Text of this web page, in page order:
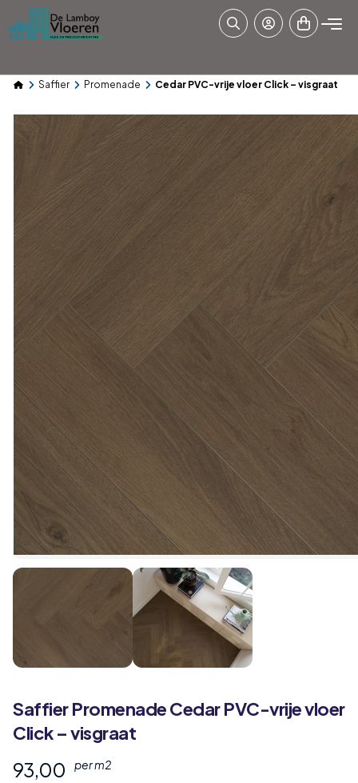
Saffier Promenade Cedar PVC-vrije vloer Click – visgraat
SaffierPromenadeCedar PVC-vrije vloer
Click – visgraat
93,00 per m2